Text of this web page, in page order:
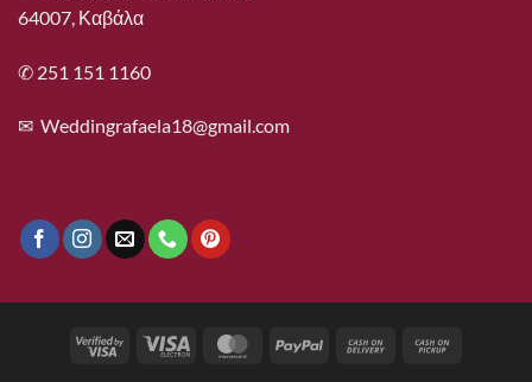
64007, Καβάλα
✆ 251 151 1160
✉ Weddingrafaela18@gmail.com
Visa
Visa
MasterCardPayPal
Cash